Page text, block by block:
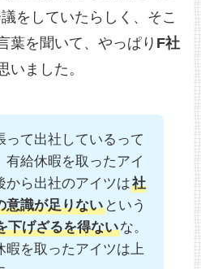
をしていたらしく、そこ
葉を聞いて、やっぱり F社
いました。
って出社しているって
有給休暇を取ったアイ
から出社のアイツは社
意識が足りない という
下げざるを得ないな。
暇を取ったアイツは上